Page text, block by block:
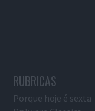
RUBRICAS
Porque hoje é sexta